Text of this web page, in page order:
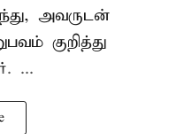
அவருடன்
குறித்து
...